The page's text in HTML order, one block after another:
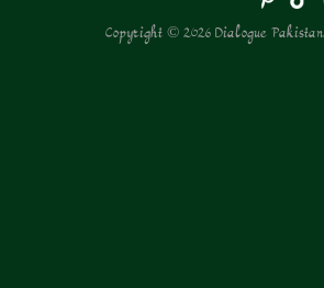
Copyright © 2026 Dialogue